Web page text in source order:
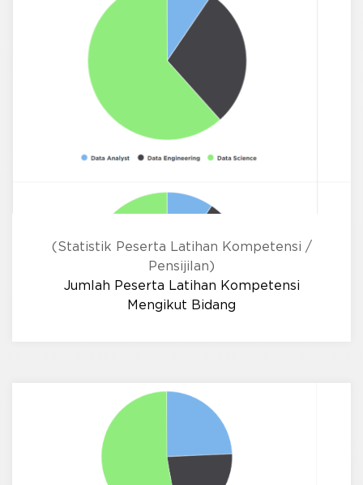
(Statistik Peserta Latihan Kompetensi /
Pensijilan)
Jumlah Peserta Latihan Kompetensi
Mengikut Bidang